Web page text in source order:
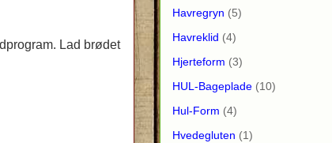
Lad brødet
Havregryn (5)
Havreklid (4)
Hjerteform (3)
HUL-Bageplade (10)
Hul-Form (4)
Hvedegluten (1)